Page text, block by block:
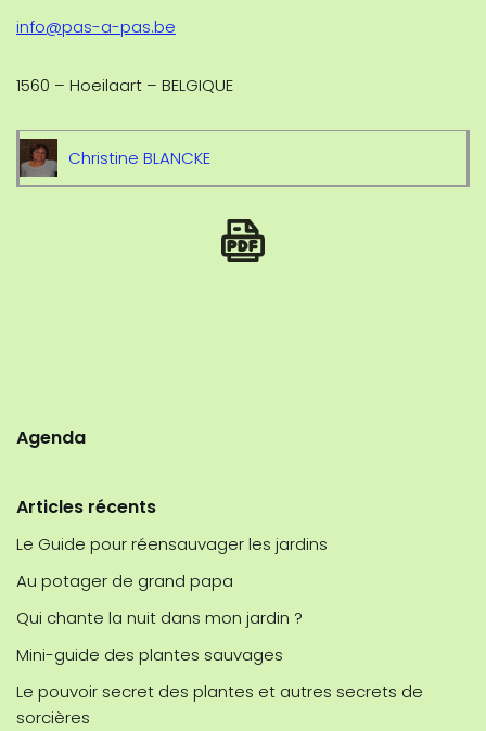
info@pas-a-pas.be
1560 – Hoeilaart – BELGIQUE
Christine BLANCKE
Agenda
Articles récents
Le Guide pour réensauvager les jardins
Au potager de grand papa
Qui chante la nuit dans mon jardin ?
Mini-guide des plantes sauvages
Le pouvoir secret des plantes et autres secrets de
sorcières